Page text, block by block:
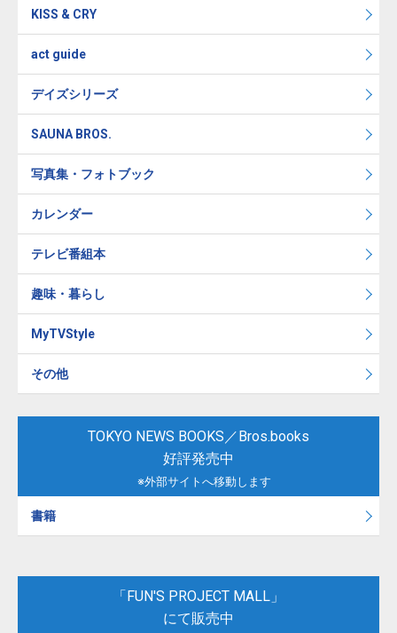
KISS & CRY
act guide
デイズシリーズ
SAUNA BROS.
写真集・フォトブック
カレンダー
テレビ番組本
趣味・暮らし
MyTVStyle
その他
TOKYO NEWS BOOKS／Bros.books
好評発売中
※外部サイトへ移動します
書籍
「FUN'S PROJECT MALL」
にて販売中